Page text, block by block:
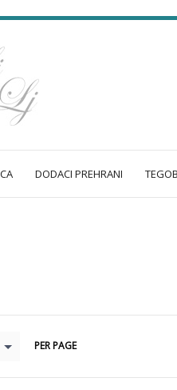
DODACI PREHRANI
PER PAGE